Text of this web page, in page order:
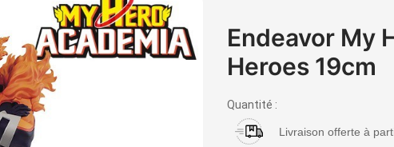
Endeavor My
Heroes 19cm
Quantité :
Livraison offerte à